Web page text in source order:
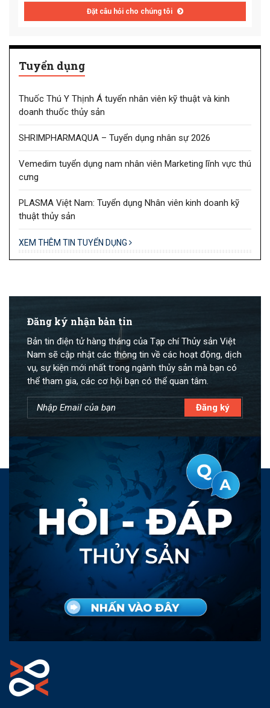
Đặt câu hỏi cho chúng tôi
Tuyển dụng
Thuốc Thú Y Thịnh Á tuyển nhân viên kỹ thuật và kinh
doanh thuốc thủy sản
SHRIMPHARMAQUA – Tuyển dụng nhân sự 2026
Vemedim tuyển dụng nam nhân viên Marketing lĩnh vực thú
cưng
PLASMA Việt Nam: Tuyển dụng Nhân viên kinh doanh kỹ
thuật thủy sản
XEM THÊM TIN TUYỂN DỤNG
Đăng ký nhận bản tin
Bản tin điện tử hàng tháng của Tạp chí Thủy sản Việt
Nam sẽ cập nhật các thông tin về các hoạt động, dịch
vụ, sự kiện mới nhất trong ngành thủy sản mà bạn có
thể tham gia, các cơ hội bạn có thể quan tâm.